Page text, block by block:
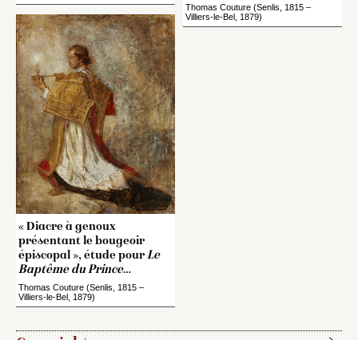
« Diacre à genoux
présentant le bougeoir
épiscopal », étude pourLe
Baptême du Prince…
Thomas Couture (Senlis, 1815 –
Villiers-le-Bel, 1879)
Thomas Couture (Senlis, 1815 –
Villiers-le-Bel, 1879)